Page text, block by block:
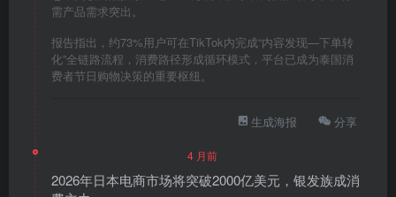
需产品需求突出。
报告指出，约73%用户可在TikTok内完成“内容发现—下单转
化”全链路流程，消费路径形成循环模式，平台已成为泰国消
费者节日购物决策的重要枢纽。
生成海报 分享
4 月前
2026年日本电商市场将突破2000亿美元，银发族成消